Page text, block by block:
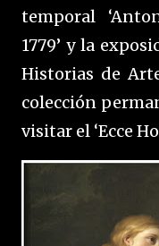
temporal
1779’ y la
Historias de
colección
visitar el ‘Ecce